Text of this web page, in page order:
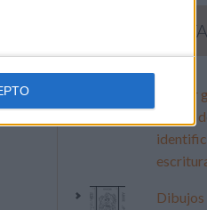
LO MÁS
Primer
Fichas
Dibujos